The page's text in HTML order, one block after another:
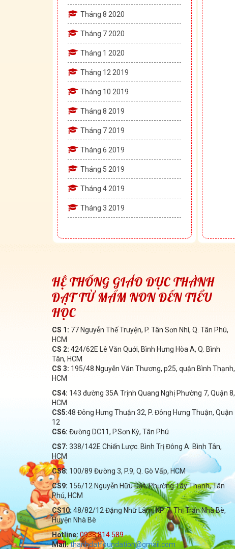
Tháng 8 2020
Tháng 7 2020
Tháng 1 2020
Tháng 12 2019
Tháng 10 2019
Tháng 8 2019
Tháng 7 2019
Tháng 6 2019
Tháng 5 2019
Tháng 4 2019
Tháng 3 2019
HỆ THỐNG GIÁO DỤC THÀNH
ĐẠT TỪ MẦM NON ĐẾN TIỂU
HỌC
CS 1: 77 Nguyễn Thế Truyện, P. Tân Sơn Nhì, Q. Tân Phú,
HCM
CS 2: 424/62E Lê Văn Quới, Bình Hưng Hòa A, Q. Bình
Tân, HCM
CS 3: 195/48 Nguyễn Văn Thương, p25, quận Bình Thạnh,
HCM
CS4: 143 đường 35A Trịnh Quang Nghị Phường 7, Quận 8,
HCM
CS5:48 Đông Hưng Thuận 32, P. Đông Hưng Thuận, Quận
12
CS6: Đường DC11, P.Sơn Kỳ, Tân Phú
CS7: 338/142E Chiến Lược. Bình Trị Đông A. Bình Tân,
HCM
CS8: 100/89 Đường 3, P.9, Q. Gò Vấp, HCM
CS9: 156/12 Nguyễn Hữu Dật, Phường Tây Thạnh, Tân
Phú, HCM
CS10: 48/82/12 Đặng Nhữ Lâm, KP. 7, Thị Trấn Nhà Bè,
Huyện Nhà Bè
Hotline: 0938.814.589
Mail:thanhdatfoundation@gmail.com